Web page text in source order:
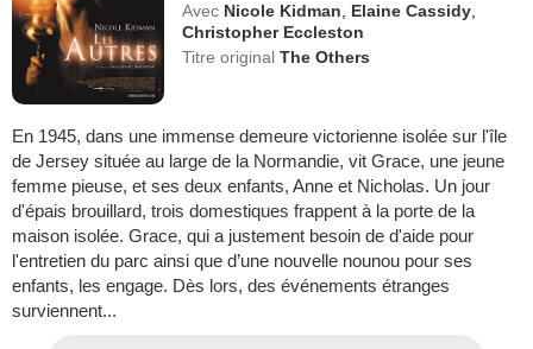
Avec Nicole Kidman, Elaine Cassidy,
Christopher Eccleston
Titre originalThe Others
En 1945, dans une immense demeure victorienne isolée sur l'île
de Jersey située au large de la Normandie, vit Grace, une jeune
femme pieuse, et ses deux enfants, Anne et Nicholas. Un jour
d'épais brouillard, trois domestiques frappent à la porte de la
maison isolée. Grace, qui a justement besoin de d'aide pour
l'entretien du parc ainsi que d’une nouvelle nounou pour ses
enfants, les engage. Dès lors, des événements étranges
surviennent...